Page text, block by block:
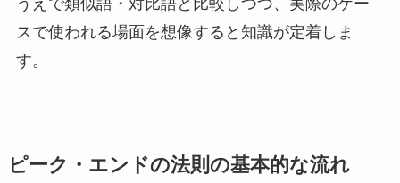
スで使われる場面を想像すると知識が定着しま
す。
ピーク・エンドの法則の基本的な流れ